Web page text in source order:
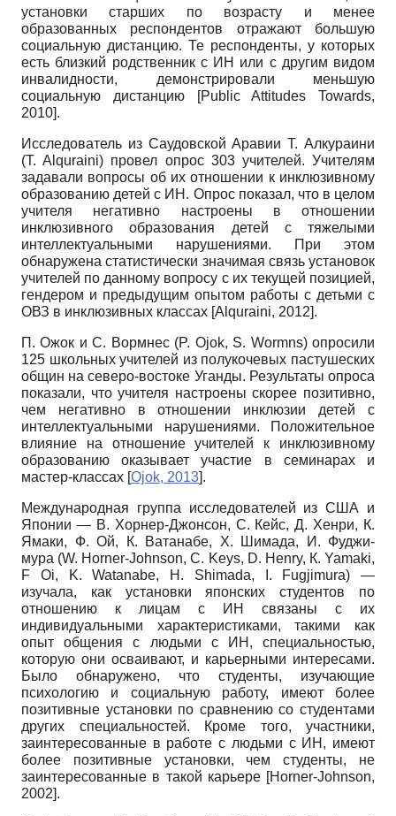
установки старших по возрасту и менее
образованных респондентов отражают большую
социальную дистанцию. Те респонденты, у которых
есть близкий родственник с ИН или с другим видом
инвалидности, демонстрировали меньшую
социальную дистанцию
[Public Attitudes Towards,
2010].
Исследователь из Саудовской Аравии Т. Алкураини
(T. Alquraini) провел опрос 303 учителей. Учителям
задавали вопросы об их отношении к инклюзивному
образованию детей с ИН. Опрос показал, что в целом
учителя негативно настроены в отношении
инклюзивного образования детей с тяжелыми
интеллектуальными нарушениями. При этом
обнаружена статистически значимая связь установок
учителей по данному вопросу с их текущей позицией,
гендером и предыдущим опытом работы с детьми с
ОВЗ в инклюзивных классах [Alquraini, 2012].
П. Ожок и С. Вормнес (P. Ojok, S. Wormns)опросили
125 школьных учителей из полукочевых пастушеских
общин на северо-востоке Уганды. Результаты опроса
показали, что учителя настроены скорее позитивно,
чем негативно в отношении инклюзии детей с
интеллектуальными нарушениями. Положительное
влияние на отношение учителей к инклюзивному
образованию оказывает участие в семинарах и
мастер-классах [Ojok, 2013].
Международная группа исследователей из США и
Японии — В. Хорнер-Джонсон, С. Кейс, Д. Хенри, К.
Ямаки, Ф. Ой, К. Ватанабе, Х. Шимада, И. Фуджи-
мура (W. Horner-Johnson, C. Keys, D. Henry, К. Yamaki,
F Oi, K. Watanabe, H. Shimada, I. Fugjimura) —
изучала, как установки японских студентов по
отношению к лицам с ИН связаны с их
индивидуальными характеристиками, такими как
опыт общения с людьми с ИН, специальностью,
которую они осваивают, и карьерными интересами.
Было обнаружено, что студенты, изучающие
психологию и социальную работу, имеют более
позитивные установки по сравнению со студентами
других специальностей. Кроме того, участники,
заинтересованные в работе с людьми с ИН, имеют
более позитивные установки, чем студенты, не
заинтересованные в такой карьере [Horner-Johnson,
2002].